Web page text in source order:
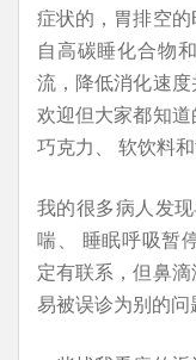
症状的，胃排空
自高碳睡化合物
流，降低消化速
欢迎但大家都知道
巧克力、 软饮料和
我的很多病人发
喘、 睡眠呼吸暂
定有联系，但鼻
易被误诊为别的问